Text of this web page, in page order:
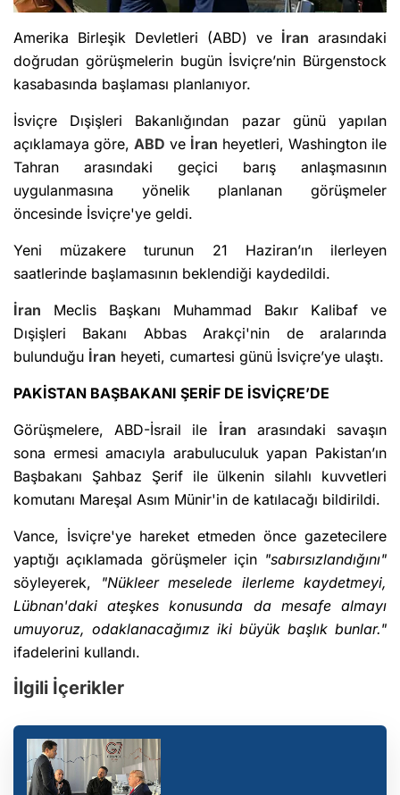
Amerika Birleşik Devletleri (ABD) ve İran arasındaki
doğrudan görüşmelerin bugün İsviçre’nin Bürgenstock
kasabasında başlaması planlanıyor.
İsviçre Dışişleri Bakanlığından pazar günü yapılan
açıklamaya göre, ABD ve İran heyetleri, Washington ile
Tahran arasındaki geçici barış anlaşmasının
uygulanmasına yönelik planlanan görüşmeler
öncesinde İsviçre'ye geldi.
Yeni müzakere turunun 21 Haziran’ın ilerleyen
saatlerinde başlamasının beklendiği kaydedildi.
İran Meclis Başkanı Muhammad Bakır Kalibaf ve
Dışişleri Bakanı Abbas Arakçi'nin de aralarında
bulunduğu İran heyeti, cumartesi günü İsviçre’ye ulaştı.
PAKİSTAN BAŞBAKANI ŞERİF DE İSVİÇRE’DE
Görüşmelere, ABD-İsrail ile İran arasındaki savaşın
sona ermesi amacıyla arabuluculuk yapan Pakistan’ın
Başbakanı Şahbaz Şerif ile ülkenin silahlı kuvvetleri
komutanı Mareşal Asım Münir'in de katılacağı bildirildi.
Vance, İsviçre'ye hareket etmeden önce gazetecilere
yaptığı açıklamada görüşmeler için "sabırsızlandığını"
söyleyerek,
"Nükleer meselede ilerleme kaydetmeyi,
Lübnan'daki ateşkes konusunda da mesafe almayı
umuyoruz, odaklanacağımız iki büyük başlık bunlar."
ifadelerini kullandı.
İlgili İçerikler